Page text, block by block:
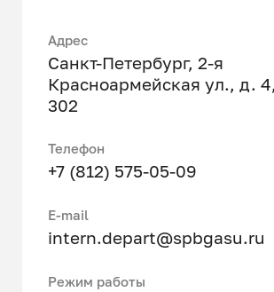
Адрес
Санкт-Петербург, 2-я
Красноармейская ул., д.
302
Телефон
+7 (812) 575-05-09
E-mail
intern.depart@spbgasu.ru
Режим работы